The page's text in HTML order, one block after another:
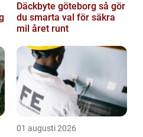
Däckbyte göteborg så gör
du smarta val för säkra
mil året runt
01 augusti 2026